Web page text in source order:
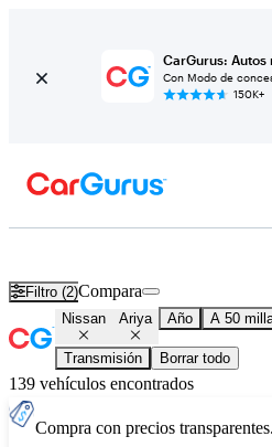
CarGurus: Autos
Con Modo de
150K+
Filtro (2)Compara
Nissan Ariya Año A 50
Transmisión Borrar todo
139 vehículos encontrados
Compra con precios transparentes.